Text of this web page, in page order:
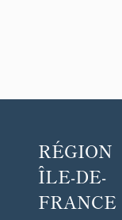
RÉGION
ÎLE-DE-
FRANCE